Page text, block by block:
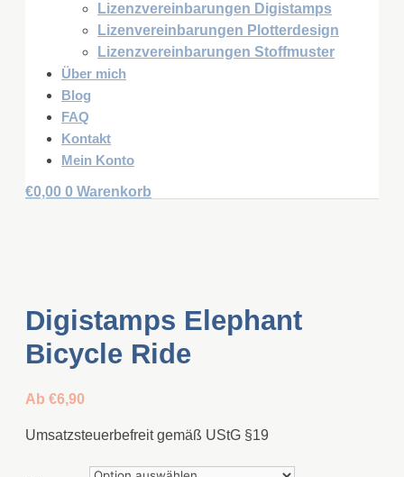
Lizenzvereinbarungen Digistamps
Lizenvereinbarungen Plotterdesign
Lizenzvereinbarungen Stoffmuster
Über mich
Blog
FAQ
Kontakt
Mein Konto
€0,00 0 Warenkorb
Digistamps Elephant
Bicycle Ride
Ab €6,90
Umsatzsteuerbefreit gemäß UStG §19